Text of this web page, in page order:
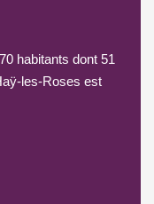
habitants dont 51
les-Roses est